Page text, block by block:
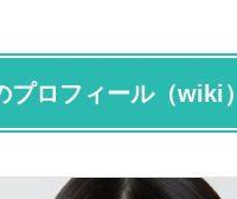
プロフィール（wiki）